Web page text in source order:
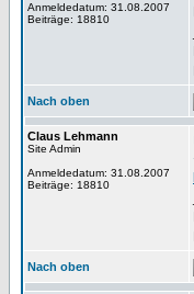
Anmeldedatum: 31.08.2007
Beiträge: 18810
Nach oben
Claus Lehmann
Site Admin
Anmeldedatum: 31.08.2007
Beiträge: 18810
Nach oben